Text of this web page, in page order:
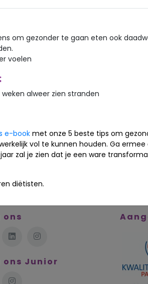
naar een betere
ervaren? Zie ook onze
Al
Hoe
ons
ons Junior
om gezonder te gaan eten ook
voelen
alweer zien stranden
e-book met onze 5 beste tips om
vol te kunnen houden. Ga ermee
zal je zien dat je een ware
diëtisten.